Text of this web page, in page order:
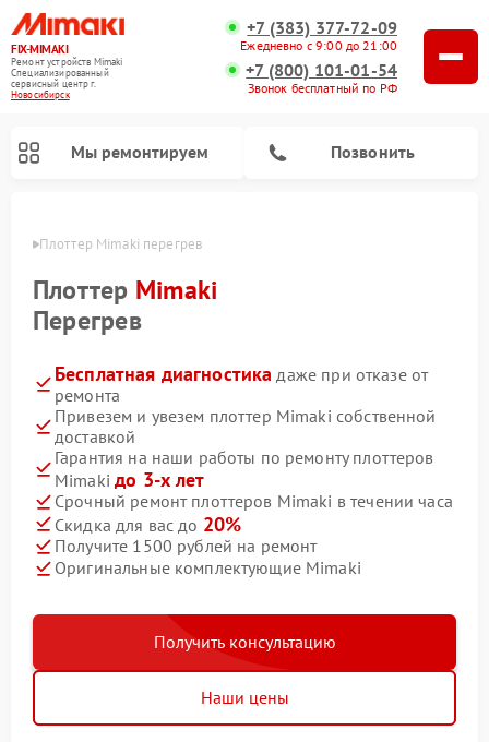
FIX-MIMAKI
Ремонт устройств Mimaki
Специализированный
cервисный центр г.
Новосибирск
+7 (383) 377-72-09
Ежедневно с 9:00 до 21:00
+7 (800) 101-01-54
Звонок бесплатный по РФ
Мы ремонтируем Позвонить
Плоттер Mimaki перегрев
Плоттер Mimaki
Перегрев
Бесплатная диагностика даже при отказе от
ремонта
Привезем и увезем плоттер Mimaki собственной
доставкой
Гарантия на наши работы по ремонту плоттеров
Mimakiдо 3-х лет
Срочный ремонт плоттеров Mimaki в течении часа
Скидка для вас до 20%
Получите 1500 рублей на ремонт
Оригинальные комплектующие Mimaki
Получить консультацию
Наши цены